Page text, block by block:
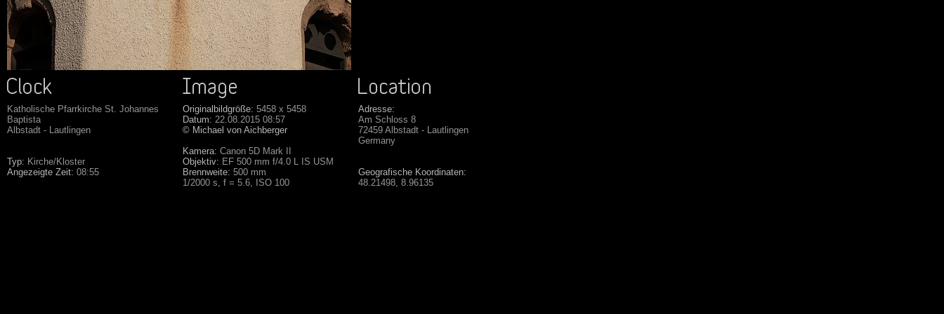
Katholische Pfarrkirche St. Johannes
Baptista
Albstadt - Lautlingen
Typ: Kirche/Kloster
Angezeigte Zeit: 08:55
Originalbildgröße: 5458 x 5458
Datum: 22.08.2015 08:57
© Michael von Aichberger
Kamera: Canon 5D Mark II
Objektiv: EF 500 mm f/4.0 L IS USM
Brennweite: 500 mm
1/2000 s, f = 5.6, ISO 100
Adresse:
Am Schloss 8
72459 Albstadt - Lautlingen
Germany
Geografische Koordinaten:
48.21498, 8.96135